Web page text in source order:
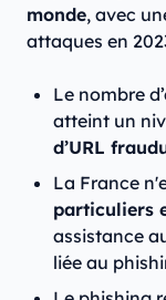
monde, avec
attaques en
Le nombre
atteint un
d’URL
La France
particuliers
assistance
liée au